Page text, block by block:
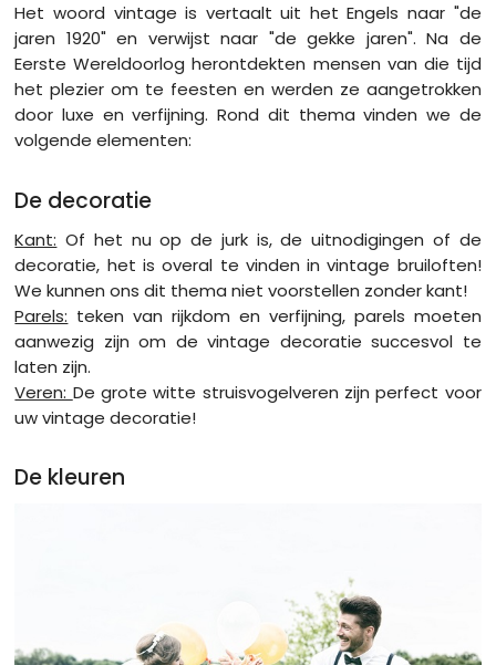
Het woord vintage is vertaalt uit het Engels naar "de
jaren 1920" en verwijst naar "de gekke jaren". Na de
Eerste Wereldoorlog herontdekten mensen van die tijd
het plezier om te feesten en werden ze aangetrokken
door luxe en verfijning. Rond dit thema vinden we de
volgende elementen:
De decoratie
Kant: Of het nu op de jurk is, de uitnodigingen of de
decoratie, het is overal te vinden in vintage bruiloften!
We kunnen ons dit thema niet voorstellen zonder kant!
Parels: teken van rijkdom en verfijning, parels moeten
aanwezig zijn om de vintage decoratie succesvol te
laten zijn.
Veren: De grote witte struisvogelveren zijn perfect voor
uw vintage decoratie!
De kleuren